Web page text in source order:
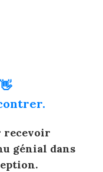
recevoir
génial dans